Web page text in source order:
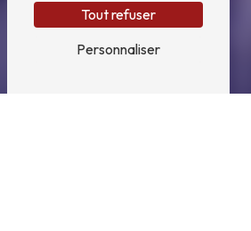
Tout refuser
Personnaliser